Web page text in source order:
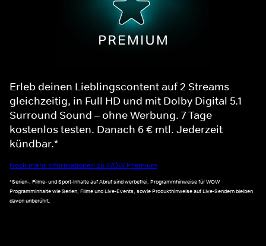
Erleb deinen Lieblingscontent auf 2 Streams
gleichzeitig, in Full HD und mit Dolby Digital 5.1
Surround Sound – ohne Werbung. 7 Tage
kostenlos testen. Danach 6 € mtl. Jederzeit
kündbar.*
Noch mehr Informationen zu WOW Premium
*Serien-, Filme- und Sport-Inhalte auf Abruf sind werbefrei. Programmhinweise für WOW
Programminhalte wie Serien, Filme und Live-Events, sowie Produkthinweise auf Live-Sendern bleiben
davon unberührt.